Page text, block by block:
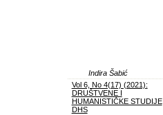
Indira Šabić
Vol 6, No 4(17) (2021):
DRUŠTVENE I
HUMANISTIČKE STUDIJE
DHS